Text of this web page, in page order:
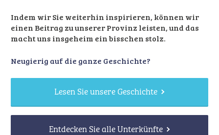
Indem wir Sie weiterhin inspirieren, können wir
einen Beitrag zu unserer Provinz leisten, und das
macht uns insgeheim ein bisschen stolz.
Neugierig auf die ganze Geschichte?
Lesen Sie unsere Geschichte
Entdecken Sie alle Unterkünfte